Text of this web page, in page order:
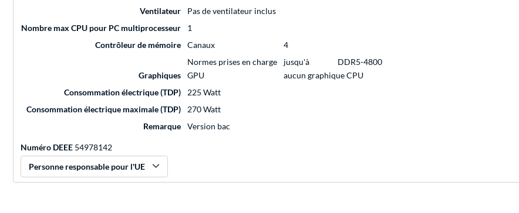
Ventilateur
Pas de ventilateur inclus
Nombre max CPU pour PC multiprocesseur
1
Contrôleur de mémoire
Canaux
4
Normes prises en charge
jusqu'à
DDR5-4800
Graphiques
GPU
aucun graphique CPU
Consommation électrique (TDP)
225 Watt
Consommation électrique maximale (TDP)
270 Watt
Remarque
Version bac
Numéro DEEE 54978142
Personne responsable pour l'UE